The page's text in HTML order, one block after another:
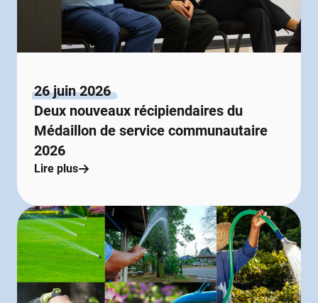
26 juin 2026
Deux nouveaux récipiendaires du
Médaillon de service communautaire
2026
Lire plus